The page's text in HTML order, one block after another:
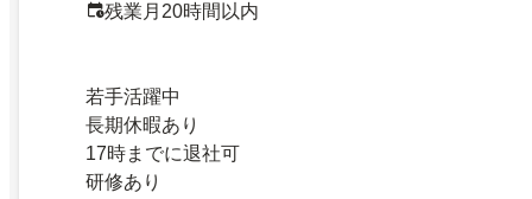
残業月20時間以内
若手活躍中
長期休暇あり
17時までに退社可
研修あり